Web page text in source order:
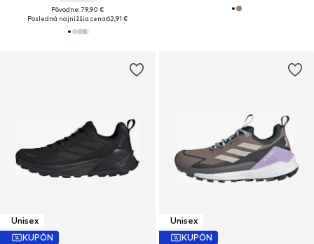
Pôvodne: 79,90 €
Posledná najnižšia cena:62,91 €
Unisex
KUPÓN
Unisex
KUPÓN